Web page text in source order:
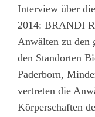
Interview über
2014: BRANDI
Anwälten zu den
den Standorten
Paderborn,
vertreten die
Körperschaften